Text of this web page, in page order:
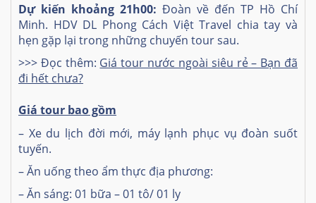
Dự kiến khoảng 21h00: Đoàn về đến TP Hồ Chí
Minh. HDV DL Phong Cách Việt Travel chia tay và
hẹn gặp lại trong những chuyến tour sau.
>>> Đọc thêm: Giá tour nước ngoài siêu rẻ – Bạn đã
đi hết chưa?
Giá tour bao gồm
– Xe du lịch đời mới, máy lạnh phục vụ đoàn suốt
tuyến.
– Ăn uống theo ẩm thực địa phương:
– Ăn sáng: 01 bữa – 01 tô/ 01 ly